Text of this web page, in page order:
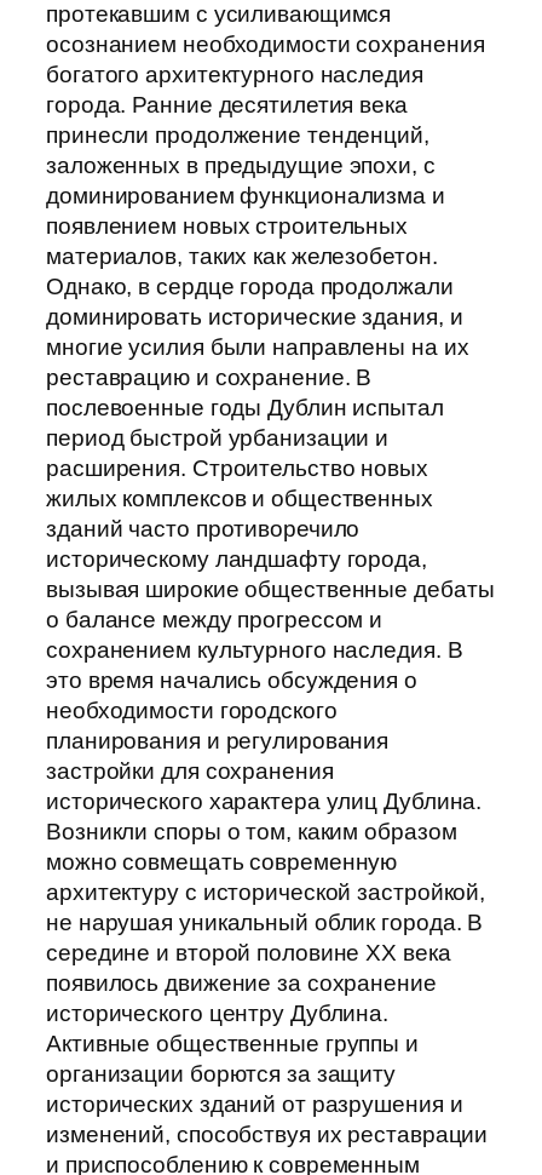
протекавшим с усиливающимся
осознанием необходимости сохранения
богатого архитектурного наследия
города. Ранние десятилетия века
принесли продолжение тенденций,
заложенных в предыдущие эпохи, с
доминированием функционализма и
появлением новых строительных
материалов, таких как железобетон.
Однако, в сердце города продолжали
доминировать исторические здания, и
многие усилия были направлены на их
реставрацию и сохранение. В
послевоенные годы Дублин испытал
период быстрой урбанизации и
расширения. Строительство новых
жилых комплексов и общественных
зданий часто противоречило
историческому ландшафту города,
вызывая широкие общественные дебаты
о балансе между прогрессом и
сохранением культурного наследия. В
это время начались обсуждения о
необходимости городского
планирования и регулирования
застройки для сохранения
исторического характера улиц Дублина.
Возникли споры о том, каким образом
можно совмещать современную
архитектуру с исторической застройкой,
не нарушая уникальный облик города. В
середине и второй половине XX века
появилось движение за сохранение
исторического центру Дублина.
Активные общественные группы и
организации борются за защиту
исторических зданий от разрушения и
изменений, способствуя их реставрации
и приспособлению к современным